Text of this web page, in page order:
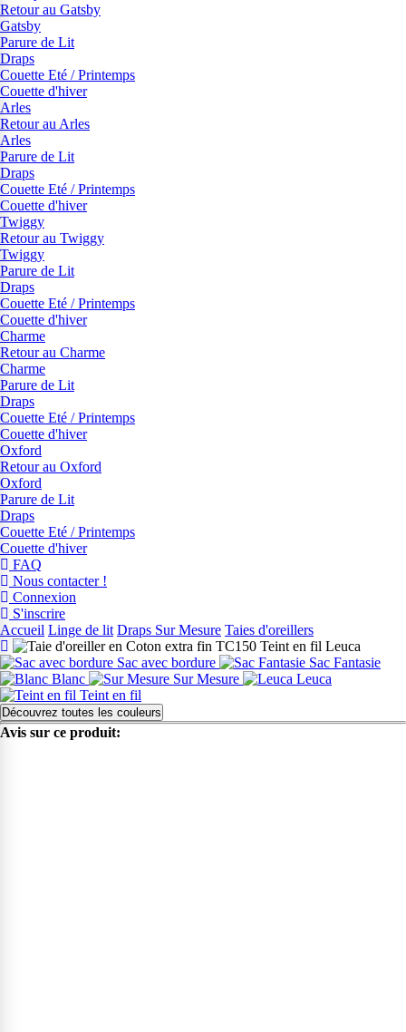
Retour au Gatsby
Gatsby
Parure de Lit
Draps
Couette Eté / Printemps
Couette d'hiver
Arles
Retour au Arles
Arles
Parure de Lit
Draps
Couette Eté / Printemps
Couette d'hiver
Twiggy
Retour au Twiggy
Twiggy
Parure de Lit
Draps
Couette Eté / Printemps
Couette d'hiver
Charme
Retour au Charme
Charme
Parure de Lit
Draps
Couette Eté / Printemps
Couette d'hiver
Oxford
Retour au Oxford
Oxford
Parure de Lit
Draps
Couette Eté / Printemps
Couette d'hiver
FAQ
Nous contacter !
Connexion
S'inscrire
Accueil Linge de lit Draps Sur Mesure Taies d'oreillers
Sac avec bordure
Sac Fantasie
Blanc
Sur Mesure
Leuca
Teint en fil
Découvrez toutes les couleurs
Avis sur ce produit: